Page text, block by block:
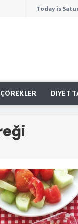
Today is
ÇÖREKLER DIYET